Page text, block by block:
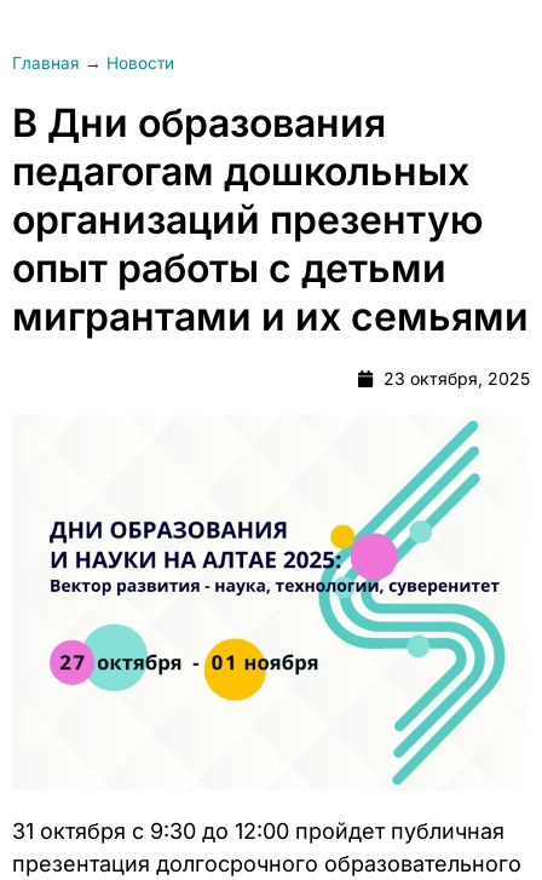
Главная → Новости
В Дни образования
педагогам дошкольных
организаций презентую
опыт работы с детьми
мигрантами и их семьями
23 октября, 2025
31 октября с 9:30 до 12:00 пройдет публичная
презентация долгосрочного образовательного